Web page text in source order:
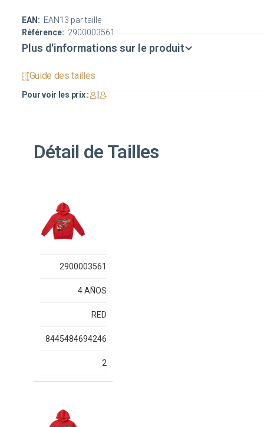
Référence: 2900003561
EAN: EAN13 par taille
Plus d'informations sur le produit
Guide des tailles
Pour voir les prix :
Détail de Tailles
2900003561
4 AÑOS
RED
8445484694246
2